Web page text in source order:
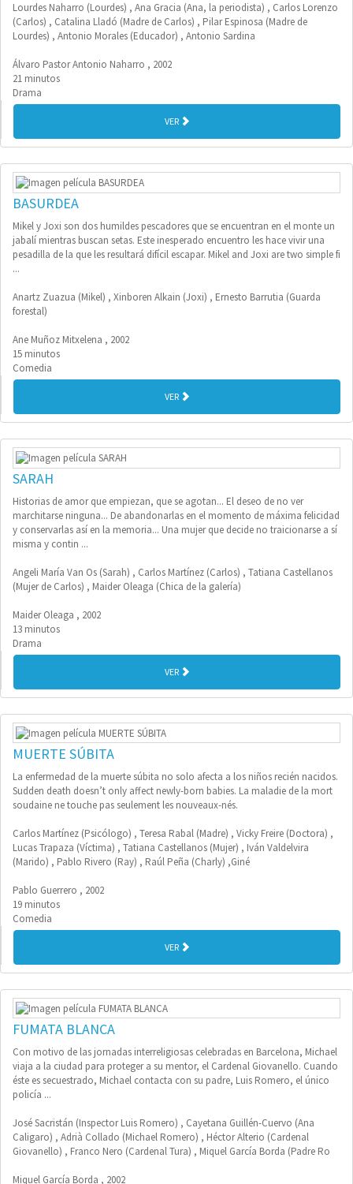
Lourdes Naharro (Lourdes) , Ana Gracia (Ana, la periodista) , Carlos Lorenzo
(Carlos) , Catalina Lladó (Madre de Carlos) , Pilar Espinosa (Madre de
Lourdes) , Antonio Morales (Educador) , Antonio Sardina
Álvaro Pastor Antonio Naharro , 2002
21 minutos
Drama
VER
BASURDEA
Mikel y Joxi son dos humildes pescadores que se encuentran en el monte un
jabalí mientras buscan setas. Este inesperado encuentro les hace vivir una
pesadilla de la que les resultará difícil escapar. Mikel and Joxi are two simple fi
...
Anartz Zuazua (Mikel) , Xinboren Alkain (Joxi) , Ernesto Barrutia (Guarda
forestal)
Ane Muñoz Mitxelena , 2002
15 minutos
Comedia
VER
SARAH
Historias de amor que empiezan, que se agotan... El deseo de no ver
marchitarse ninguna... De abandonarlas en el momento de máxima felicidad
y conservarlas así en la memoria... Una mujer que decide no traicionarse a sí
misma y contin ...
Angeli María Van Os (Sarah) , Carlos Martínez (Carlos) , Tatiana Castellanos
(Mujer de Carlos) , Maider Oleaga (Chica de la galería)
Maider Oleaga , 2002
13 minutos
Drama
VER
MUERTE SÚBITA
La enfermedad de la muerte súbita no solo afecta a los niños recién nacidos.
Sudden death doesn’t only affect newly-born babies. La maladie de la mort
soudaine ne touche pas seulement les nouveaux-nés.
Carlos Martínez (Psicólogo) , Teresa Rabal (Madre) , Vicky Freire (Doctora) ,
Lucas Trapaza (Víctima) , Tatiana Castellanos (Mujer) , Iván Valdelvira
(Marido) , Pablo Rivero (Ray) , Raúl Peña (Charly) ,Giné
Pablo Guerrero , 2002
19 minutos
Comedia
VER
FUMATA BLANCA
Con motivo de las jornadas interreligiosas celebradas en Barcelona, Michael
viaja a la ciudad para proteger a su mentor, el Cardenal Giovanello. Cuando
éste es secuestrado, Michael contacta con su padre, Luis Romero, el único
policía ...
José Sacristán (Inspector Luis Romero) , Cayetana Guillén-Cuervo (Ana
Caligaro) , Adrià Collado (Michael Romero) , Héctor Alterio (Cardenal
Giovanello) , Franco Nero (Cardenal Tura) , Miquel García Borda (Padre Ro
Miquel García Borda , 2002